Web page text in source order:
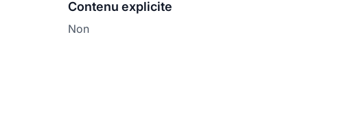
Contenu explicite
Non